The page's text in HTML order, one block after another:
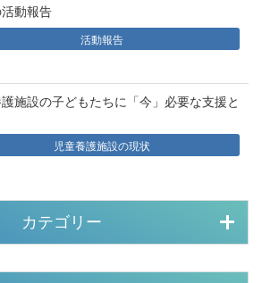
動報告
活動報告
施設の子どもたちに「今」必要な支援と
児童養護施設の現状
カテゴリー